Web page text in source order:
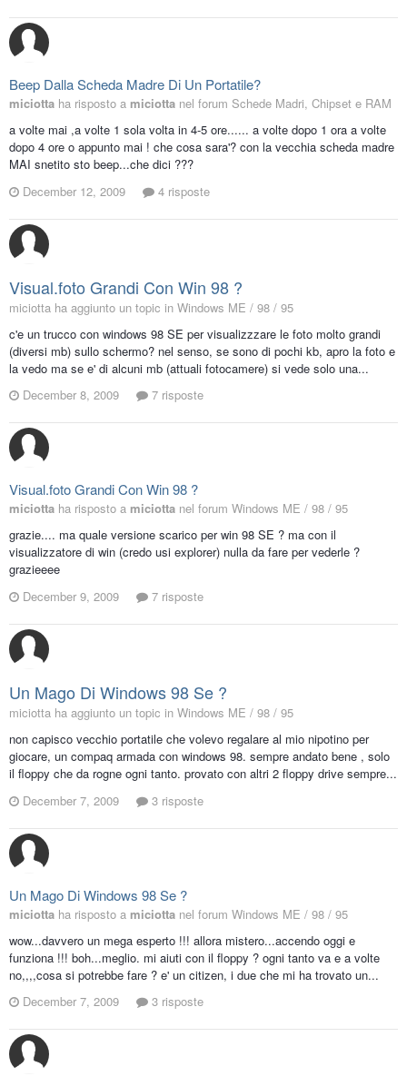
Beep Dalla Scheda Madre Di Un Portatile?
miciotta ha risposto a miciotta nel forum Schede Madri, Chipset e RAM
a volte mai ,a volte 1 sola volta in 4-5 ore...... a volte dopo 1 ora a volte
dopo 4 ore o appunto mai ! che cosa sara'? con la vecchia scheda madre
MAI snetito sto beep...che dici ???
December 12, 2009
4 risposte
Visual.foto Grandi Con Win 98 ?
miciotta ha aggiunto un topic in Windows ME / 98 / 95
c'e un trucco con windows 98 SE per visualizzzare le foto molto grandi
(diversi mb) sullo schermo? nel senso, se sono di pochi kb, apro la foto e
la vedo ma se e' di alcuni mb (attuali fotocamere) si vede solo una...
December 8, 2009
7 risposte
Visual.foto Grandi Con Win 98 ?
miciotta ha risposto a miciotta nel forum Windows ME / 98 / 95
grazie.... ma quale versione scarico per win 98 SE ? ma con il
visualizzatore di win (credo usi explorer) nulla da fare per vederle ?
grazieeee
December 9, 2009
7 risposte
Un Mago Di Windows 98 Se ?
miciotta ha aggiunto un topic in Windows ME / 98 / 95
non capisco vecchio portatile che volevo regalare al mio nipotino per
giocare, un compaq armada con windows 98. sempre andato bene , solo
il floppy che da rogne ogni tanto. provato con altri 2 floppy drive sempre...
December 7, 2009
3 risposte
Un Mago Di Windows 98 Se ?
miciotta ha risposto a miciotta nel forum Windows ME / 98 / 95
wow...davvero un mega esperto !!! allora mistero...accendo oggi e
funziona !!! boh...meglio. mi aiuti con il floppy ? ogni tanto va e a volte
no,,,,cosa si potrebbe fare ? e' un citizen, i due che mi ha trovato un...
December 7, 2009
3 risposte